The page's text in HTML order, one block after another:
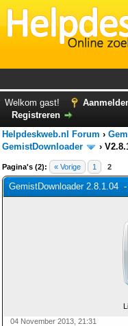
Welkom gast!
Registreren
Helpdeskweb.nl Forum ›
GemistDownloader
›
Pagina's (2): « Vorige 1 2
GemistDownloader 2.8.1.04 -
04 November 2013, 21:31